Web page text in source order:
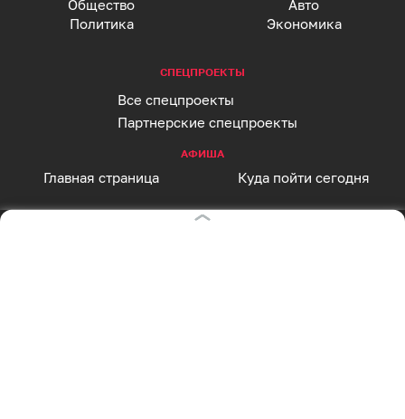
Общество
Авто
Политика
Экономика
СПЕЦПРОЕКТЫ
Все спецпроекты
Партнерские спецпроекты
АФИША
Главная страница Куда пойти сегодня